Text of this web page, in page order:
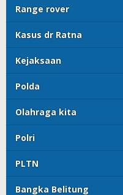
Range rover
Kasus dr Ratna
Kejaksaan
Polda
Olahraga kita
Polri
PLTN
Bangka Belitung